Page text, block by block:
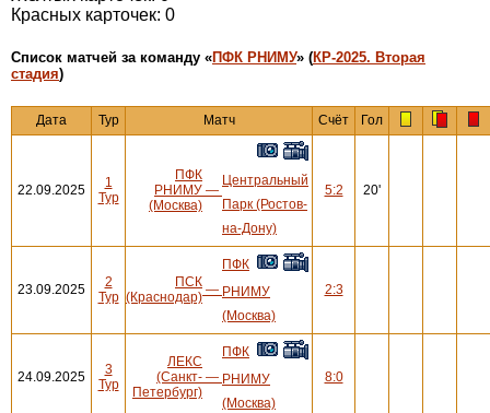
Красных карточек: 0
Cписок матчей за команду «ПФК РНИМУ» (КР-2025. Вторая
стадия)
Дата Тур Матч Счёт Гол
22.09.2025
1
Тур
ПФК
РНИМУ
(Москва)
—
Центральный
Парк (Ростов-
на-Дону)
5:2 20'
23.09.2025
2
Тур
ПСК
(Краснодар) —
ПФК
РНИМУ
(Москва)
2:3
24.09.2025
3
Тур
ЛЕКС
(Санкт-
Петербург)
—
ПФК
РНИМУ
(Москва)
8:0